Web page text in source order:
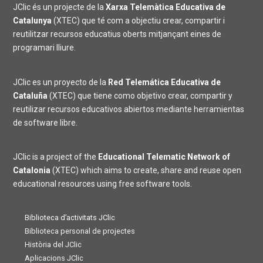
JClic és un projecte de la Xarxa Telemàtica Educativa de
Catalunya (XTEC) que té com a objectiu crear, compartir i
reutilitzar recursos educatius oberts mitjançant eines de
programari lliure.
JClic es un proyecto de la Red Telemática Educativa de
Cataluña (XTEC) que tiene como objetivo crear, compartir y
reutilizar recursos educativos abiertos mediante herramientas
de software libre.
JClic is a project of the Educational Telematic Network of
Catalonia (XTEC) which aims to create, share and reuse open
educational resources using free software tools.
Biblioteca d’activitats JClic
Biblioteca personal de projectes
Història del JClic
Aplicacions JClic